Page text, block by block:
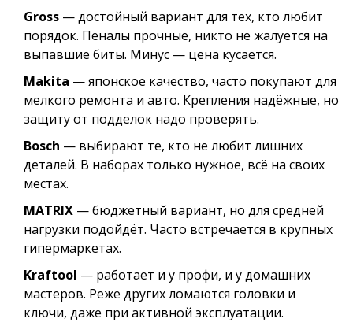
Gross — достойный вариант для тех, кто любит
порядок. Пеналы прочные, никто не жалуется на
выпавшие биты. Минус — цена кусается.
Makita — японское качество, часто покупают для
мелкого ремонта и авто. Крепления надёжные, но
защиту от подделок надо проверять.
Bosch — выбирают те, кто не любит лишних
деталей. В наборах только нужное, всё на своих
местах.
MATRIX — бюджетный вариант, но для средней
нагрузки подойдёт. Часто встречается в крупных
гипермаркетах.
Kraftool — работает и у профи, и у домашних
мастеров. Реже других ломаются головки и
ключи, даже при активной эксплуатации.